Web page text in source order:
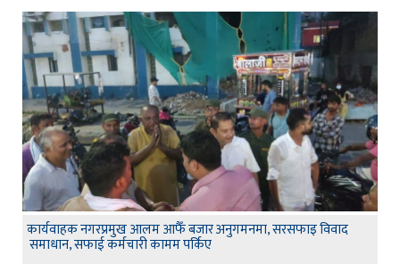
कार्यवाहक नगरप्रमुख आलम आफैँ बजार अनुगमनमा, सरसफाइ विवाद
समाधान, सफाई कर्मचारी कामम पर्किए